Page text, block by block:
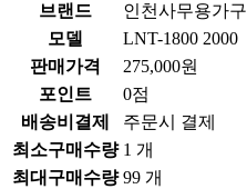
브랜드
인천사무용가구
모델
LNT-1800 2000
판매가격
275,000원
포인트
0점
배송비결제
주문시 결제
최소구매수량 1 개
최대구매수량 99 개